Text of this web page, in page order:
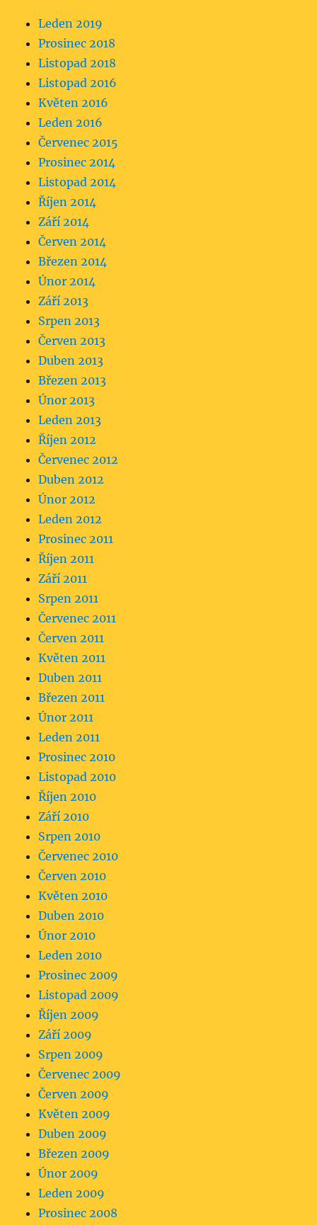
Leden 2019
Prosinec 2018
Listopad 2018
Listopad 2016
Květen 2016
Leden 2016
Červenec 2015
Prosinec 2014
Listopad 2014
Říjen 2014
Září 2014
Červen 2014
Březen 2014
Únor 2014
Září 2013
Srpen 2013
Červen 2013
Duben 2013
Březen 2013
Únor 2013
Leden 2013
Říjen 2012
Červenec 2012
Duben 2012
Únor 2012
Leden 2012
Prosinec 2011
Říjen 2011
Září 2011
Srpen 2011
Červenec 2011
Červen 2011
Květen 2011
Duben 2011
Březen 2011
Únor 2011
Leden 2011
Prosinec 2010
Listopad 2010
Říjen 2010
Září 2010
Srpen 2010
Červenec 2010
Červen 2010
Květen 2010
Duben 2010
Únor 2010
Leden 2010
Prosinec 2009
Listopad 2009
Říjen 2009
Září 2009
Srpen 2009
Červenec 2009
Červen 2009
Květen 2009
Duben 2009
Březen 2009
Únor 2009
Leden 2009
Prosinec 2008